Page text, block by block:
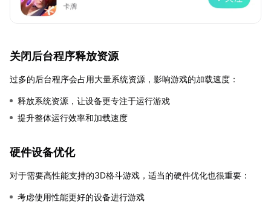
关闭后台程序释放资源
过多的后台程序会占用大量系统资源，影响游戏的加载速度：
释放系统资源，让设备更专注于运行游戏
提升整体运行效率和加载速度
硬件设备优化
对于需要高性能支持的3D格斗游戏，适当的硬件优化也很重要：
考虑使用性能更好的设备进行游戏